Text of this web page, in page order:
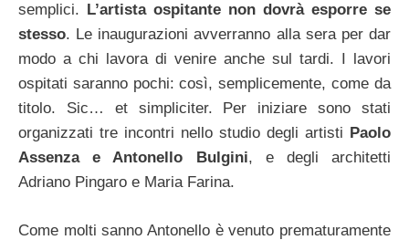
semplici.
L’artista ospitante non dovrà esporre se
stesso. Le inaugurazioni avverranno alla sera per dar
modo a chi lavora di venire anche sul tardi. I lavori
ospitati saranno pochi: così, semplicemente, come da
titolo. Sic… et simpliciter. Per iniziare sono stati
organizzati tre incontri nello studio degli artisti Paolo
Assenza e Antonello Bulgini, e degli architetti
Adriano Pingaro e Maria Farina.
Come molti sanno Antonello è venuto prematuramente